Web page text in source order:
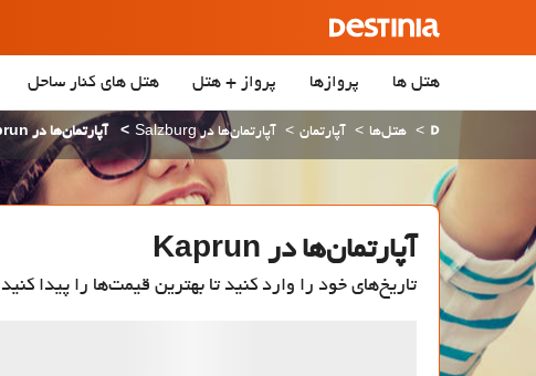
هتل ها پروازها پرواز + هتل هتل‌ های کنار ساحل
هتل‌ها آپارتمان آپارتمان‌ها در Salzburg آپارتمان‌ها در Kaprun
آپارتمان‌ها در Kaprun
تاریخ‌های خود را وارد کنید تا بهترین قیمت‌ها را پیدا کنید